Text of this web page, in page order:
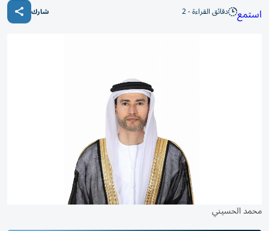
استمع دقائق القراءة - 2 شارك
محمد الحسيني